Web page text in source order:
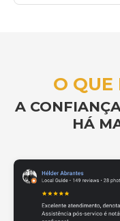
O QUE
A
HÁ